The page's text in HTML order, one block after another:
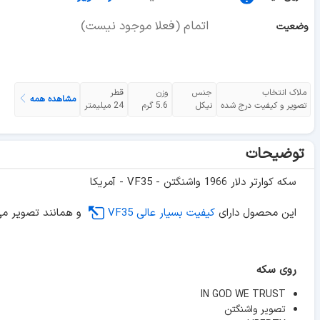
وضعیت اتمام (فعلا موجود نیست)
ملاک انتخاب
تصویر و کیفیت درج شده
جنس
نیکل
وزن
5.6 گرم
قطر
24 میلیمتر
مشاهده همه
توضیحات
سکه کوارتر دلار 1966 واشنگتن - VF35 - آمریکا
این محصول دارای کیفیت بسیار عالی VF35 و همانند تصویر
روی سکه
IN GOD WE TRUST
تصویر واشنگتن